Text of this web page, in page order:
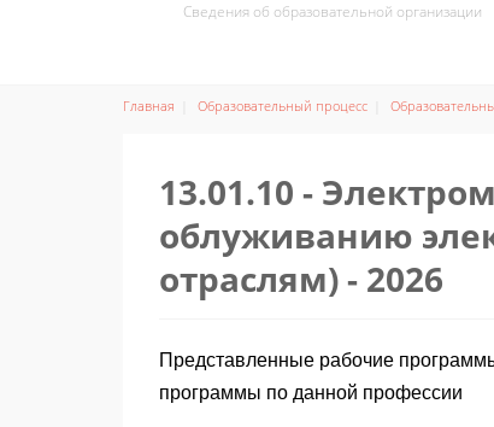
Сведения об образовательной организации
Главная Образовательный процесс
13.01.10 -
облуживанию
отраслям) - 2026
Представленные рабочие
программы по данной профессии